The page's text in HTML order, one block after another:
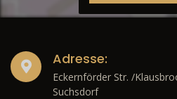
Adresse:
Eckernförder Str. /
Suchsdorf